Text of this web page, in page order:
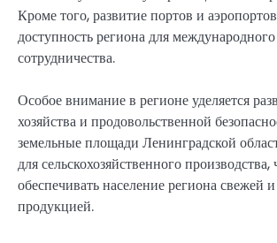
Кроме того, развитие портов и
доступность региона для
сотрудничества.
Особое внимание в регионе уделяется
хозяйства и продовольственной
земельные площади Ленинградской
для сельскохозяйственного производства,
обеспечивать население региона свежей
продукцией.